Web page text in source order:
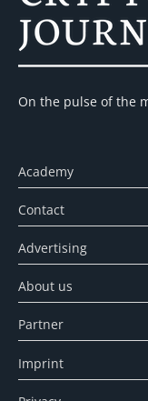
On the pulse of the
Academy
Contact
Advertising
About us
Partner
Imprint